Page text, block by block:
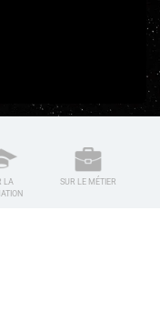
LA
SUR LE MÉTIER